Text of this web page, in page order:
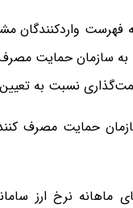
واردکنندگان
سازمان حمایت مصرف
نسبت به تعیین
سازمان حمایت مصرف
ماهانه نرخ ارز